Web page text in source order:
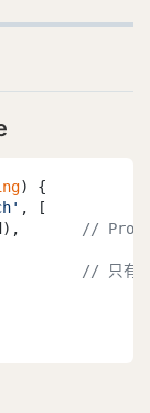
) {
, [
//
// 只有最